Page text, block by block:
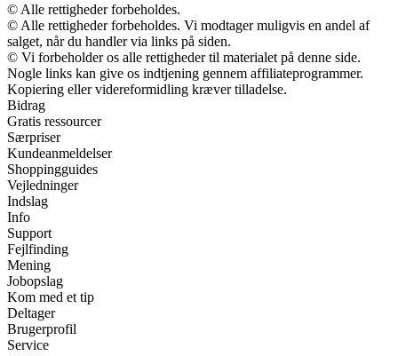
© Alle rettigheder forbeholdes.
© Alle rettigheder forbeholdes. Vi modtager muligvis en andel af
salget, når du handler via links på siden.
© Vi forbeholder os alle rettigheder til materialet på denne side.
Nogle links kan give os indtjening gennem affiliateprogrammer.
Kopiering eller videreformidling kræver tilladelse.
Bidrag
Gratis ressourcer
Særpriser
Kundeanmeldelser
Shoppingguides
Vejledninger
Indslag
Info
Support
Fejlfinding
Mening
Jobopslag
Kom med et tip
Deltager
Brugerprofil
Service